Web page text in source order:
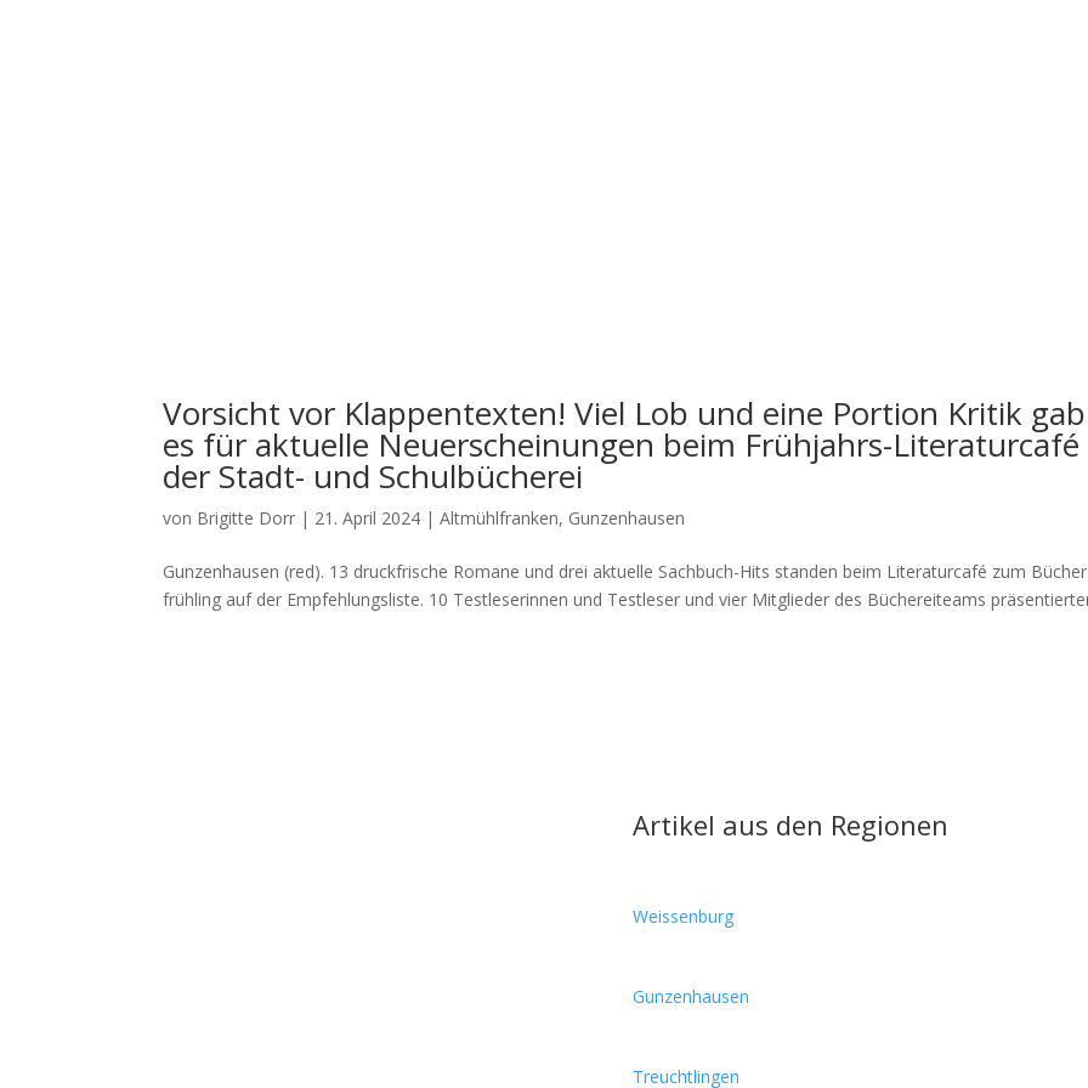
Vorsicht vor Klappentexten! Viel Lob und eine Portion Kritik gab
es für aktuelle Neuerscheinungen beim Frühjahrs-
der Stadt- und Schulbücherei
von Brigitte Dorr | 21. April 2024 |Altmühlfranken, Gunzenhausen
Gun­zen­hau­sen (red). 13 druck­fri­sche Roma­ne und drei aktu­el­le Sach­buch-Hits stan­den beim Lite­ra­tur­ca­fé zum
früh­ling auf der Emp­feh­lungs­lis­te. 10 Test­le­se­rin­nen und Test­le­ser und vier Mit­glie­der des Büche­rei­teams
Artikel aus den Regionen
Weissenburg
Gunzenhausen
Treuchtlingen